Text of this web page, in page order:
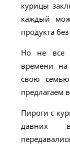
курицы
каждый
продукта
Но не все
времени на
свою
предлагаем
Пироги с
давних